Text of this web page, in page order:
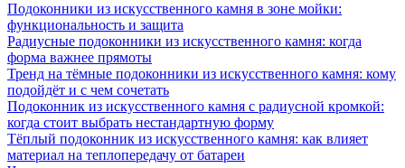
Подоконники из искусственного камня в зоне мойки:
функциональность и защита
Радиусные подоконники из искусственного камня: когда
форма важнее прямоты
Тренд на тёмные подоконники из искусственного камня: кому
подойдёт и с чем сочетать
Подоконник из искусственного камня с радиусной кромкой:
когда стоит выбрать нестандартную форму
Тёплый подоконник из искусственного камня: как влияет
материал на теплопередачу от батареи